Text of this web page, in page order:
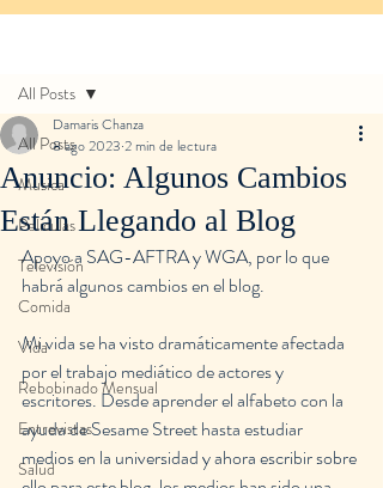
All Posts
Musica
Peliculas
Televisión
Comida
Vida
Rebobinado Mensual
Entrevistas
Salud
All Posts
Anuncio: Algunos Cambios
Están Llegando al Blog
Damaris Chanza
8 ago 2023 2 min de lectura
Apoyo a SAG-AFTRA y WGA, por lo que
habrá algunos cambios en el blog.
Mi vida se ha visto dramáticamente afectada
por el trabajo mediático de actores y
escritores. Desde aprender el alfabeto con la
ayuda de Sesame Street hasta estudiar
medios en la universidad y ahora escribir sobre